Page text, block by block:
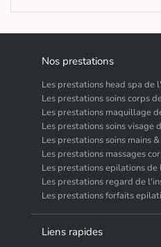
Nos prestations
Les prestations head spa de
Les prestations soins corps
Les prestations maquillage
Les prestations soins visage
Les prestations soins mains
Les prestations massages
Les prestations epilations
Les prestations regard de
Les prestations forfaits
Liens rapides